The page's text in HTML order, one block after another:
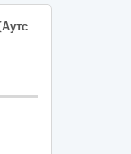
Послуги з організації харчування учнів (Аутсорсинг) (код ДК 021:2015 – 55320000-9 Послуги з організації харчування)